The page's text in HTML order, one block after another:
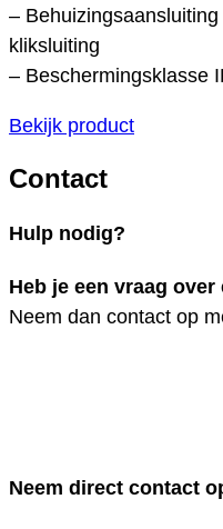
–
kliksluiting
– Beschermingsklasse
Bekijk product
Contact
Hulp nodig?
Heb je een vraag
Neem dan contact op
Neem direct contact